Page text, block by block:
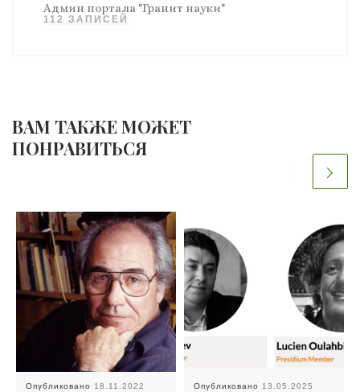
Админ портала "Гранит науки"
112 ЗАПИСЕЙ
ВАМ ТАКЖЕ МОЖЕТ
ПОНРАВИТЬСЯ
Опубликовано 18.11.2022 Опубликовано 13.05.2025